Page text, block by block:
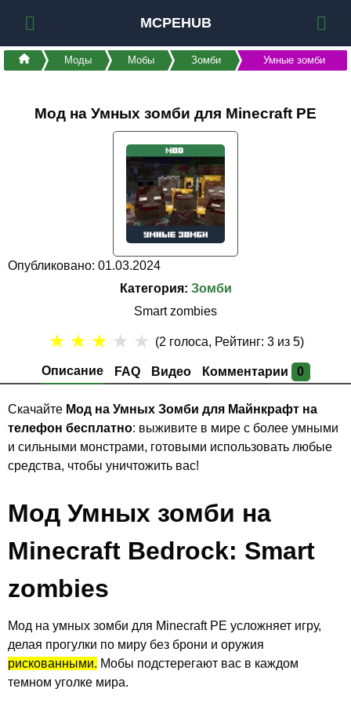
MCPEHUB
Моды Мобы Зомби Умные зомби
Мод на Умных зомби для Minecraft PE
Опубликовано: 01.03.2024
Категория: Зомби
Smart zombies
Описание FAQ Видео Комментарии 0
★ ★ ★ ★ ★ (2 голоса, Рейтинг: 3из 5)
Скачайте Мод на Умных Зомби для Майнкрафт на
телефон бесплатно: выживите в мире с более умными
и сильными монстрами, готовыми использовать любые
средства, чтобы уничтожить вас!
Мод Умных зомби на
Minecraft Bedrock: Smart
zombies
Мод на умных зомби для Minecraft PE усложняет игру,
делая прогулки по миру без брони и оружия
рискованными. Мобы подстерегают вас в каждом
темном уголке мира.